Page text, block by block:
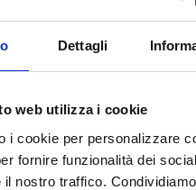
Dettagli
web utilizza i cookie
i cookie per personalizzare
fornire funzionalità dei
il nostro traffico.